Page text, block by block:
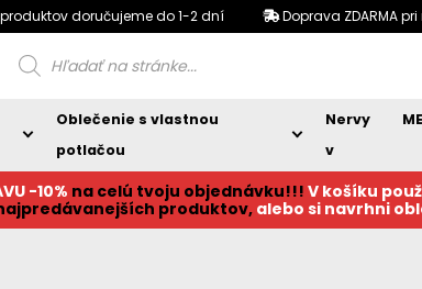
produktov doručujeme do 1-2 dní Doprava ZDARMA
Products
search
Oblečenie s vlastnou
potlačou
Nervy
v
-10% na celú tvoju objednávku!!! V košíku p
produktov,alebo si navrhni